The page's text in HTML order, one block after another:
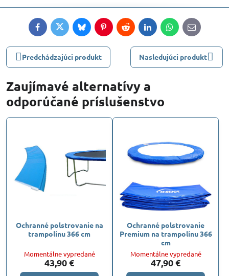
FacebookTwitterBlueskyPinterestRedditLinkedInWhatsApp
E-
mail
Predchádzajúci produkt Nasledujúci produkt
Zaujímavé alternatívy a
odporúčané príslušenstvo
Ochranné polstrovanie na
trampolínu 366 cm
Momentálne vypredané
43,90 €
Ochranné polstrovanie
Premium na trampolínu 366
cm
Momentálne vypredané
47,90 €